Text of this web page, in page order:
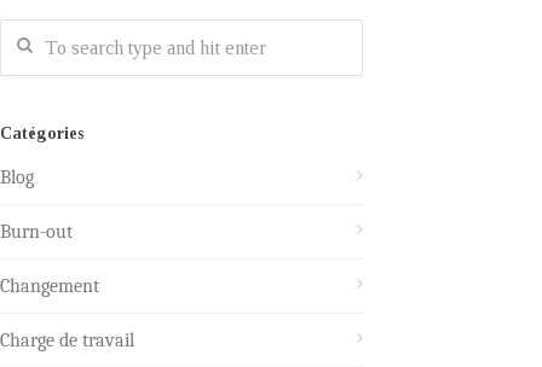
Catégories
Blog
Burn-out
Changement
Charge de travail